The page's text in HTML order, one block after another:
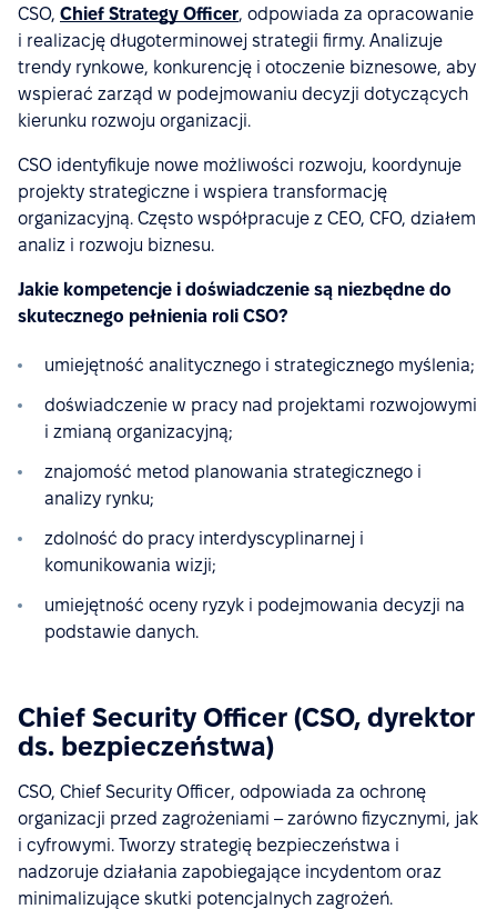
CSO, Chief Strategy Officer, odpowiada za opracowanie
i realizację długoterminowej strategii firmy. Analizuje
trendy rynkowe, konkurencję i otoczenie biznesowe, aby
wspierać zarząd w podejmowaniu decyzji dotyczących
kierunku rozwoju organizacji.
CSO identyfikuje nowe możliwości rozwoju, koordynuje
projekty strategiczne i wspiera transformację
organizacyjną. Często współpracuje z CEO, CFO, działem
analiz i rozwoju biznesu.
Jakie kompetencje i doświadczenie są niezbędne do
skutecznego pełnienia roli CSO?
umiejętność analitycznego i strategicznego myślenia;
doświadczenie w pracy nad projektami rozwojowymi
i zmianą organizacyjną;
znajomość metod planowania strategicznego i
analizy rynku;
zdolność do pracy interdyscyplinarnej i
komunikowania wizji;
umiejętność oceny ryzyk i podejmowania decyzji na
podstawie danych.
Chief Security Officer (CSO, dyrektor
ds. bezpieczeństwa)
CSO, Chief Security Officer, odpowiada za ochronę
organizacji przed zagrożeniami – zarówno fizycznymi, jak
i cyfrowymi. Tworzy strategię bezpieczeństwa i
nadzoruje działania zapobiegające incydentom oraz
minimalizujące skutki potencjalnych zagrożeń.